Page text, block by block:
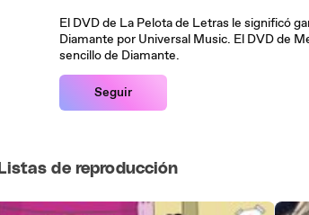
El DVD de La Pelota de Letras le significó
Diamante por Universal Music. El DVD de
sencillo de Diamante.
Seguir
Listas de reproducción